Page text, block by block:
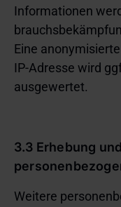
Informationen
Eine
IP-Adresse wird
ausgewertet.
3.3 Erhebung
Weitere